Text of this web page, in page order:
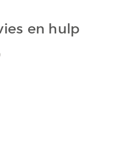
en hulp